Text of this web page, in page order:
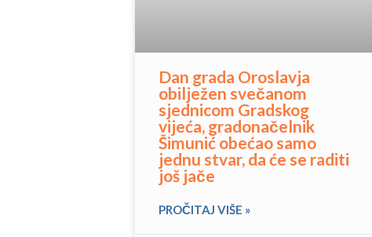
Dan grada Oroslavja
obilježen svečanom
sjednicom Gradskog
vijeća, gradonačelnik
Šimunić obećao samo
jednu stvar, da će se raditi
još jače
PROČITAJ VIŠE »